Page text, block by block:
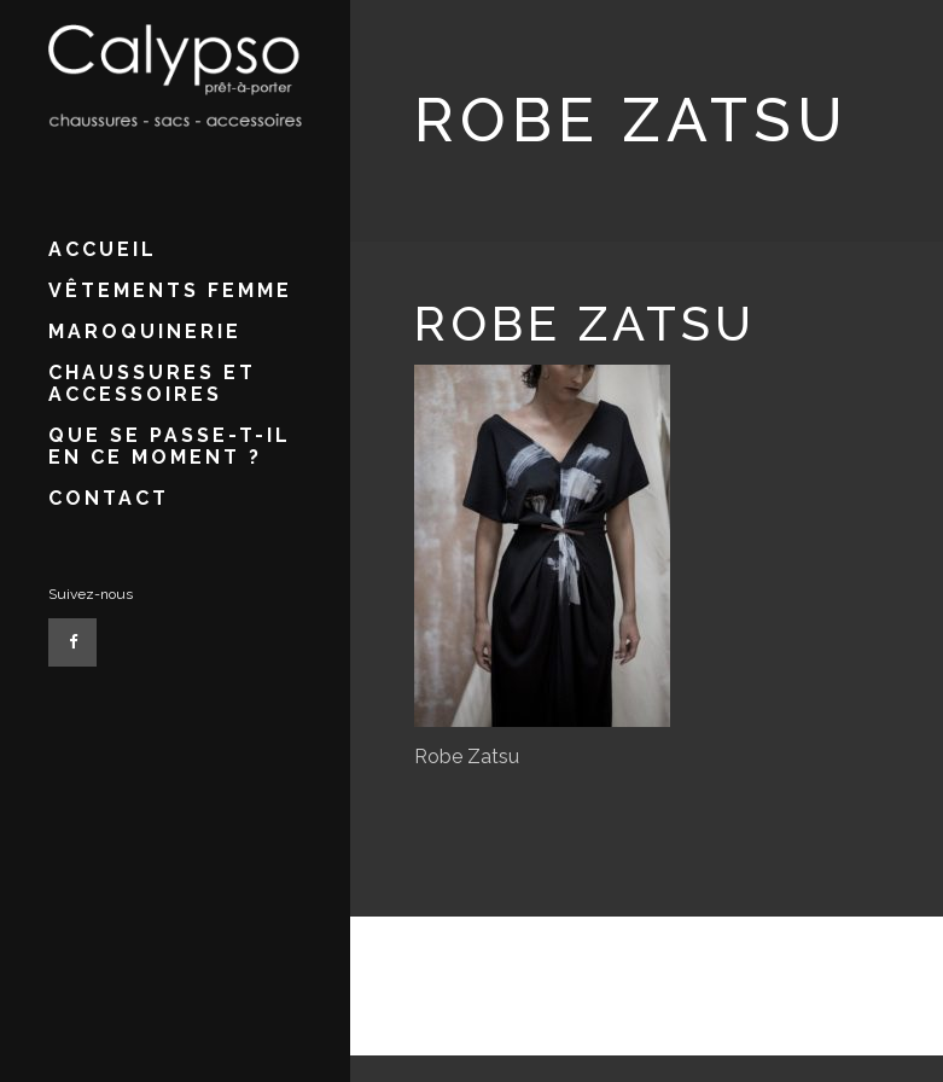
ACCUEIL
VÊTEMENTS FEMME
MAROQUINERIE
CHAUSSURES ET
ACCESSOIRES
QUE SE PASSE-T-IL
EN CE MOMENT ?
CONTACT
Suivez-nous
ROBE ZATSU
ROBE ZATSU
Robe Zatsu